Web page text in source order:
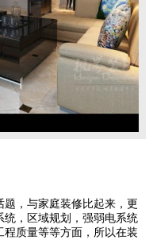
，与家庭装修比起来，更
，区域规划，强弱电系统
质量等等方面，所以在装